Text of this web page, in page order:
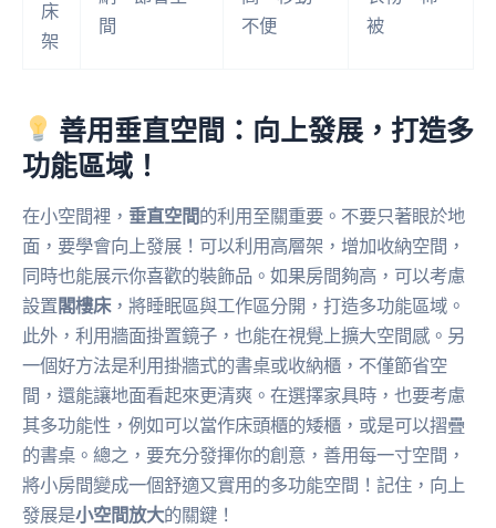
床
架
間
不便
被
善用垂直空間：向上發展，打造多
功能區域！
在小空間裡， 垂直空間的利用至關重要。不要只著眼於地
面，要學會向上發展！可以利用高層架，增加收納空間，
同時也能展示你喜歡的裝飾品。如果房間夠高，可以考慮
設置 閣樓床，將睡眠區與工作區分開，打造多功能區域。
此外，利用牆面掛置鏡子，也能在視覺上擴大空間感。另
一個好方法是利用掛牆式的書桌或收納櫃，不僅節省空
間，還能讓地面看起來更清爽。在選擇家具時，也要考慮
其多功能性，例如可以當作床頭櫃的矮櫃，或是可以摺疊
的書桌。總之，要充分發揮你的創意，善用每一寸空間，
將小房間變成一個舒適又實用的多功能空間！記住，向上
發展是小空間放大的關鍵！